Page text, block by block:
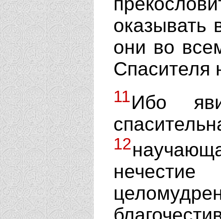
оказывать
они во
Спасителя
11Ибо
12